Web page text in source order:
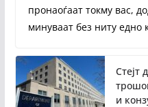
пронаоѓаат токму вас,
минуваат без ниту
Стејт
и